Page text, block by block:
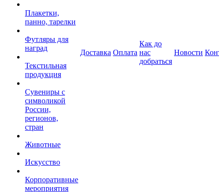
Плакетки,
панно, тарелки
Футляры для
наград
Текстильная
продукция
Сувениры с
символикой
России,
регионов,
стран
Животные
Искусство
Корпоративные
мероприятия
Доставка Оплата
Как до
нас
добраться
Новости